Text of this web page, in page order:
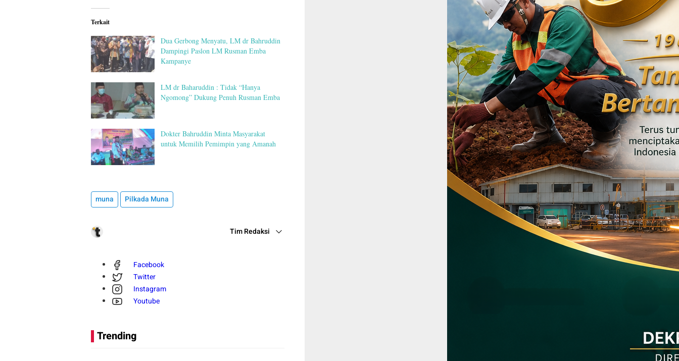
Terkait
Dua Gerbong Menyatu, LM dr Bahruddin
Dampingi Paslon LM Rusman Emba
Kampanye
LM dr Baharuddin : Tidak “Hanya
Ngomong” Dukung Penuh Rusman Emba
Dokter Bahruddin Minta Masyarakat
untuk Memilih Pemimpin yang Amanah
muna Pilkada Muna
Tim Redaksi
Facebook
Twitter
Instagram
Youtube
Trending